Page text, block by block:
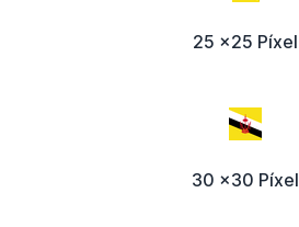
25 x25 Píxel
30 x30 Píxel